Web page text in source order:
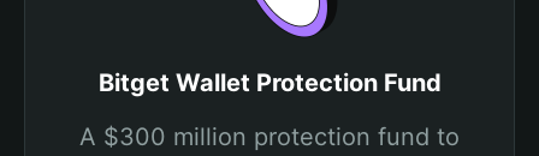
Bitget Wallet Protection Fund
A $300 million protection fund to